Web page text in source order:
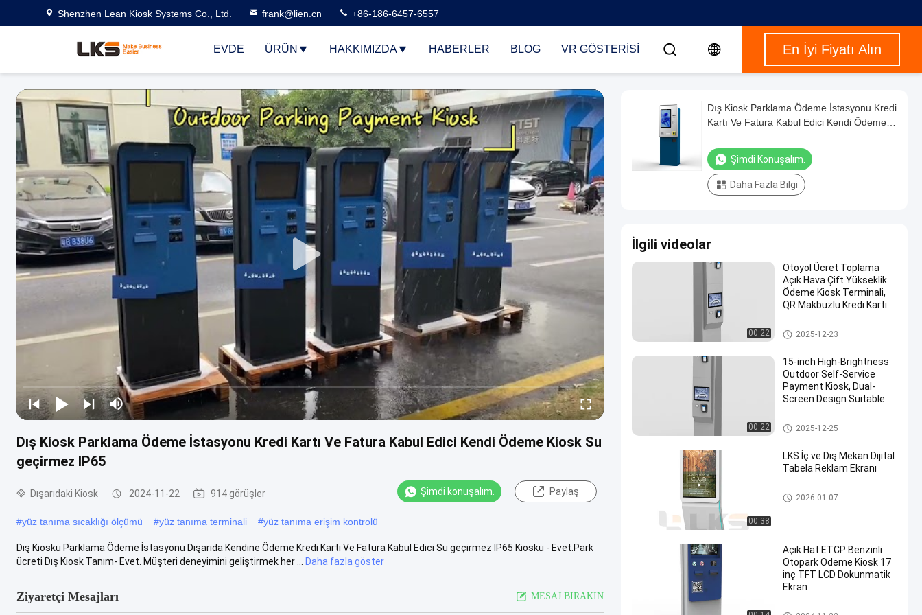
Shenzhen Lean Kiosk Systems Co., Ltd. frank@lien.cn +86-186-6457-6557
EVDE ÜRÜN HAKKIMIZDA HABERLER BLOG VR GÖSTERISI En İyi Fiyatı Alın
Dış Kiosk Parklama Ödeme İstasyonu Kredi Kartı Ve Fatura Kabul Edici Kendi Ödeme Kiosk Su
geçirmez IP65
Dışarıdaki Kiosk 2024-11-22 914 görüşler Şimdi konuşalım. Paylaş
#yüz tanıma sıcaklığı ölçümü #yüz tanıma terminali #yüz tanıma erişim kontrolü
Dış Kiosku Parklama Ödeme İstasyonu Dışarıda Kendine Ödeme Kredi Kartı Ve Fatura Kabul Edici Su geçirmez IP65 Kiosku - Evet.Park
ücreti Dış Kiosk Tanım- Evet. Müşteri deneyimini geliştirmek her ...
Daha fazla göster
Ziyaretçi Mesajları MESAJ BIRAKIN
Dış Kiosk Parklama Ödeme İstasyonu Kredi
Kartı Ve Fatura Kabul Edici Kendi Ödeme
Şimdi Konuşalım.
Daha Fazla Bilgi
İlgili videolar
00:22
Otoyol Ücret Toplama
Açık Hava Çift Yükseklik
Ödeme Kiosk Terminali,
QR Makbuzlu Kredi Kartı
Dışarıdaki Kiosk
2025-12-23
00:22
15-inch High-Brightness
Outdoor Self-Service
Payment Kiosk, Dual-
Screen Design Suitable
Independent and
Convenient Payment
Dışarıdaki Kiosk
2025-12-25
00:38
LKS İç ve Dış Mekan Dijital
Tabela Reklam Ekranı
Dijital sinyal
2026-01-07
Açık Hat ETCP Benzinli
Otopark Ödeme Kiosk 17
inç TFT LCD Dokunmatik
Ekran
Dışarıdaki Kiosk